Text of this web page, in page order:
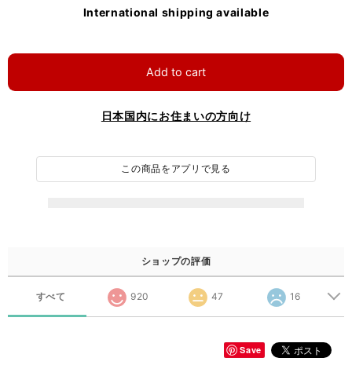
International shipping available
Add to cart
日本国内にお住まいの方向け
この商品をアプリで見る
ショップの評価
すべて 920 47 16
Save